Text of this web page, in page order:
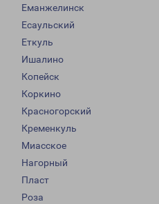
Еманжелинск
Есаульский
Еткуль
Ишалино
Копейск
Коркино
Красногорский
Кременкуль
Миасское
Нагорный
Пласт
Роза